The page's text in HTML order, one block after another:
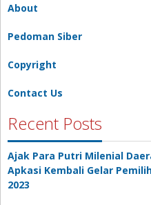
About
Pedoman Siber
Copyright
Contact Us
Recent Posts
Ajak Para Putri Milenial
Apkasi Kembali Gelar
2023